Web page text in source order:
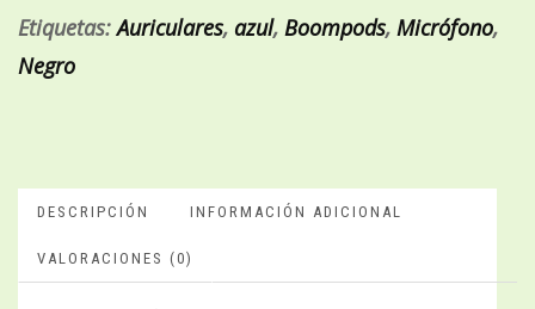
Etiquetas:Auriculares, azul, Boompods, Micrófono,
Negro
DESCRIPCIÓN INFORMACIÓN ADICIONAL
VALORACIONES (0)